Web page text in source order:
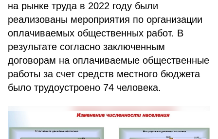
на рынке труда в 2022 году были
реализованы мероприятия по организации
оплачиваемых общественных работ. В
результате согласно заключенным
договорам на оплачиваемые общественные
работы за счет средств местного бюджета
было трудоустроено 74 человека.